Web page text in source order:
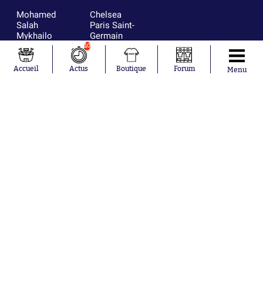
Mohamed
Salah
Mykhailo
Mudryk
Neymar
Khalis Merah
Chelsea
Paris Saint-
Germain
Bordeaux
Olympique
lyonnais
Accueil
10
Actus Boutique Forum Menu